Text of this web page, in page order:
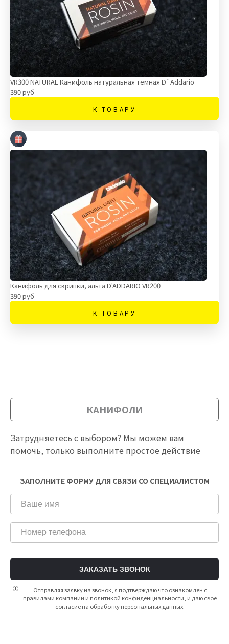
VR300 NATURAL Канифоль натуральная темная D`Addario
390 руб
К ТОВАРУ
Канифоль для скрипки, альта D'ADDARIO VR200
390 руб
К ТОВАРУ
КАНИФОЛИ
Затрудняетесь с выбором? Мы можем вам
помочь, только выполните простое действие
ЗАПОЛНИТЕ ФОРМУ ДЛЯ СВЯЗИ СО СПЕЦИАЛИСТОМ
ЗАКАЗАТЬ ЗВОНОК
Отправляя заявку на звонок, я подтверждаю что ознакомлен с
правилами компании и политикой конфиденциальности, и даю свое
согласие на обработку персональных данных.